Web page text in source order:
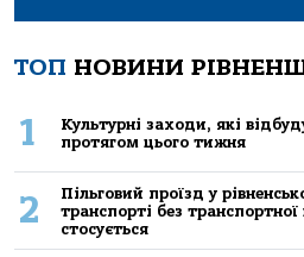
ТОП НОВИНИ
1
Культурні заходи, які
протягом цього тижня
2
Пільговий проїзд у
транспорті без
стосується